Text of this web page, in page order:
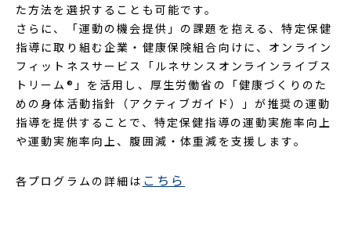
た方法を選択することも可能です。
さらに、「運動の機会提供」の課題を抱える、特定保健
指導に取り組む企業・健康保険組合向けに、オンライン
フィットネスサービス「ルネサンスオンラインライブス
トリーム®」を活用し、厚生労働省の「健康づくりのた
めの身体活動指針（アクティブガイド）」が推奨の運動
指導を提供することで、特定保健指導の運動実施率向上
や運動実施率向上、腹囲減・体重減を支援します。
各プログラムの詳細は こちら